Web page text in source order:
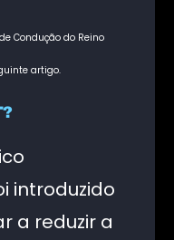
Condução do Reino
artigo.
introduzido
a reduzir a